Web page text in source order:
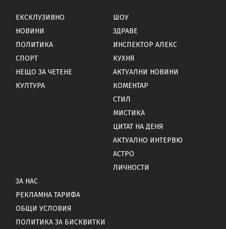
ЕКСКЛУЗИВНО
НОВИНИ
ПОЛИТИКА
СПОРТ
НЕЩО ЗА ЧЕТЕНЕ
КУЛТУРА
ШОУ
ЗДРАВЕ
ИНСПЕКТОР АЛЕКС
КУХНЯ
АКТУАЛНИ НОВИНИ
КОМЕНТАР
СТИЛ
МИСТИКА
ЦИТАТ НА ДЕНЯ
АКТУАЛНО ИНТЕРВЮ
АСТРО
ЛИЧНОСТИ
ЗА НАС
РЕКЛАМНА ТАРИФА
ОБЩИ УСЛОВИЯ
ПОЛИТИКА ЗА БИСКВИТКИ